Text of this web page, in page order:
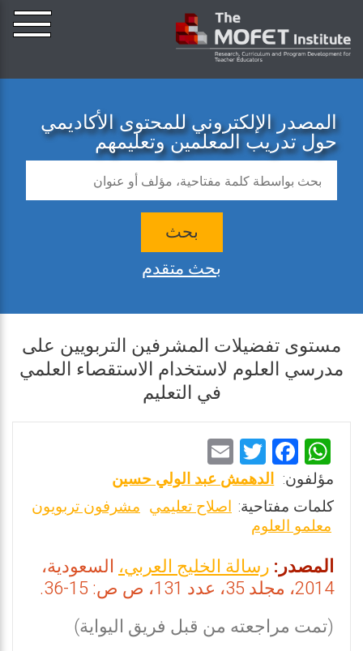
المصدر الإلكتروني للمحتوى الأكاديمي
حول تدريب المعلمين وتعليمهم
بحث
بحث متقدم
مستوى تفضيلات المشرفين التربويين على
مدرسي العلوم لاستخدام الاستقصاء العلمي
في التعليم
W
h
at
s
A
p
p
F
a
ce
b
o
o
k
T
wi
tt
m
ai
مؤلفون: الدهمش عبد الولي حسين
كلمات مفتاحية: اصلاح تعليمي مشرفون تربويون
معلمو العلوم
المصدر: رسالة الخليج العربي، السعودية،
2014، مجلد 35، عدد 131، ص ص: 15-36.
(تمت مراجعته من قبل فريق اليواية)